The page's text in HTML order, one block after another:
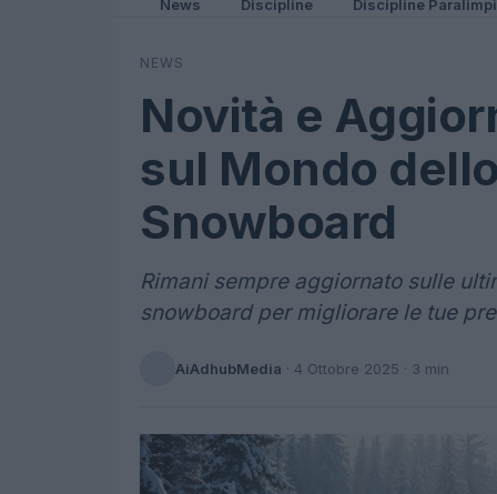
News Discipline Discipline
NEWS
Novità e
sul Mondo
Snowboard
Rimani sempre aggiornato sulle
snowboard per migliorare le tue
AiAdhubMedia · 4 Ottobre 2025 · 3 min